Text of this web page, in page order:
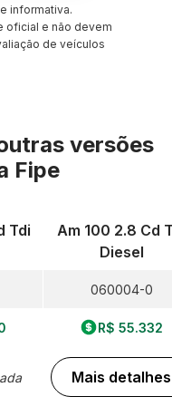
informativa.
oficial e não devem
de veículos
versões
Fipe
Tdi
Am 100 2.8 Cd
Diesel
060004-0
R$ 55.332
Mais detalhes